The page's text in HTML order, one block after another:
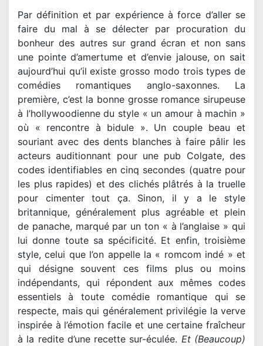
Par définition et par expérience à force d’aller se
faire du mal à se délecter par procuration du
bonheur des autres sur grand écran et non sans
une pointe d’amertume et d’envie jalouse, on sait
aujourd’hui qu’il existe grosso modo trois types de
comédies romantiques anglo-saxonnes. La
première, c’est la bonne grosse romance sirupeuse
à l’hollywoodienne du style « un amour à machin »
où « rencontre à bidule ». Un couple beau et
souriant avec des dents blanches à faire pâlir les
acteurs auditionnant pour une pub Colgate, des
codes identifiables en cinq secondes (quatre pour
les plus rapides) et des clichés plâtrés à la truelle
pour cimenter tout ça. Sinon, il y a le style
britannique, généralement plus agréable et plein
de panache, marqué par un ton « à l’anglaise » qui
lui donne toute sa spécificité. Et enfin, troisième
style, celui que l’on appelle la « romcom indé » et
qui désigne souvent ces films plus ou moins
indépendants, qui répondent aux mêmes codes
essentiels à toute comédie romantique qui se
respecte, mais qui généralement privilégie la verve
inspirée à l’émotion facile et une certaine fraîcheur
à la redite d’une recette sur-éculée. Et (Beaucoup)